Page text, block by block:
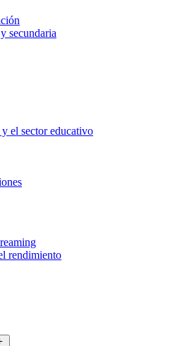
secundaria
el sector educativo
rendimiento